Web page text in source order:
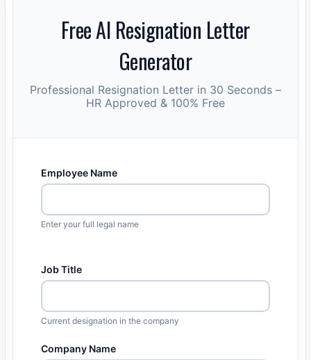
Free AI Resignation Letter
Generator
Professional Resignation Letter in 30 Seconds –
HR Approved & 100% Free
Employee Name
Enter your full legal name
Job Title
Current designation in the company
Company Name